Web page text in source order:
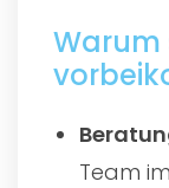
Team